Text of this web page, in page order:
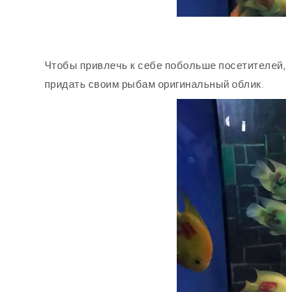
Чтобы привлечь к себе побольше
придать своим рыбам оригинальный облик.